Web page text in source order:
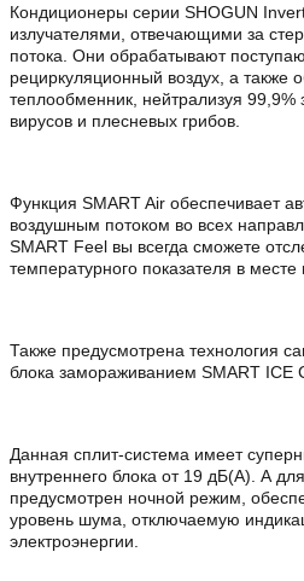
Кондиционеры серии SHOGUN
излучателями, отвечающими за
потока. Они обрабатывают
рециркуляционный воздух, а также
теплообменник, нейтрализуя 99,9%
вирусов и плесневых грибов.
Функция SMART Air обеспечивает
воздушным потоком во всех
SMART Feel вы всегда сможете
температурного показателя в
Также предусмотрена технология
блока замораживанием SMART ICE
Данная сплит-система имеет
внутреннего блока от 19 дБ(А). А
предусмотрен ночной режим,
уровень шума, отключаемую
электроэнергии.